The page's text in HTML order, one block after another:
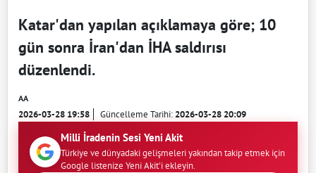
Katar'dan yapılan açıklamaya göre; 10
gün sonra İran'dan İHA saldırısı
düzenlendi.
AA
2026-03-28 19:58 Güncelleme Tarihi:2026-03-28 20:09
Milli İradenin Sesi Yeni Akit
Türkiye ve dünyadaki gelişmeleri yakından takip etmek için
Google listenize Yeni Akit'i ekleyin.